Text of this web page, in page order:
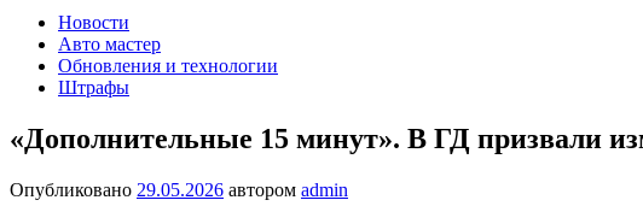
Новости
Авто мастер
Обновления и технологии
Штрафы
«Дополнительные 15 минут». В ГД призвали
Опубликовано 29.05.2026 автором admin